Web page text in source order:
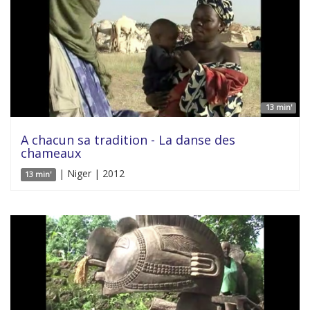
13 min'
A chacun sa tradition - La danse des
chameaux
13 min' | Niger | 2012